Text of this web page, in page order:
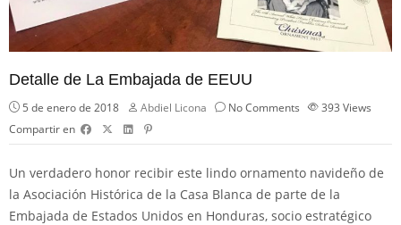
Detalle de La Embajada de EEUU
5 de enero de 2018 Abdiel Licona No Comments 393 Views
Compartir en
Un verdadero honor recibir este lindo ornamento navideño de
la Asociación Histórica de la Casa Blanca de parte de la
Embajada de Estados Unidos en Honduras, socio estratégico